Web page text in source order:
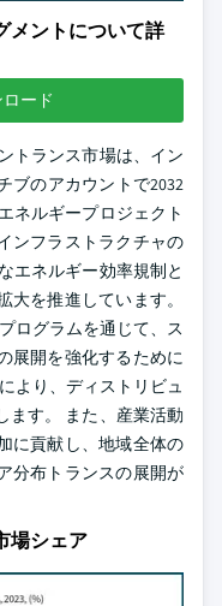
メントについて詳
ード
トランス市場は、イン
ブのアカウントで2032
ネルギープロジェクト
ンフラストラクチャの
エネルギー効率規制と
を推進しています。
ログラムを通じて、ス
展開を強化するために
より、ディストリビュ
ます。 また、産業活動
に貢献し、地域全体の
分布トランスの展開が
場シェア